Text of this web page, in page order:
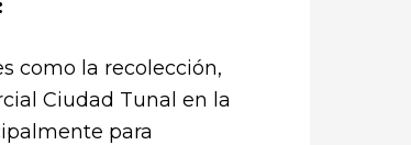
como la recolección,
Ciudad Tunal en la
para